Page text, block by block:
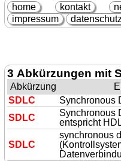
home kontakt
impressum
datenschutz
3 Abkürzungen mit
Abkürzung
SDLC
Synchronous
SDLC
Synchronous
entspricht
SDLC
synchronous